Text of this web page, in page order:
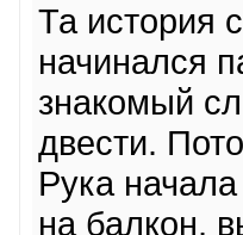
Та история
начинался
знакомый
двести.
Рука
на балкон,